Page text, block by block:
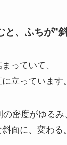
、ふちが”
っていて、
立っています。
密度がゆるみ
面に、変わる。